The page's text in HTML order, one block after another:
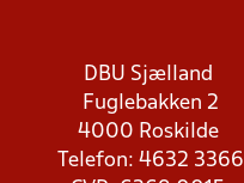
DBU Sjælland
Fuglebakken 2
4000 Roskilde
Telefon: 4632 3366